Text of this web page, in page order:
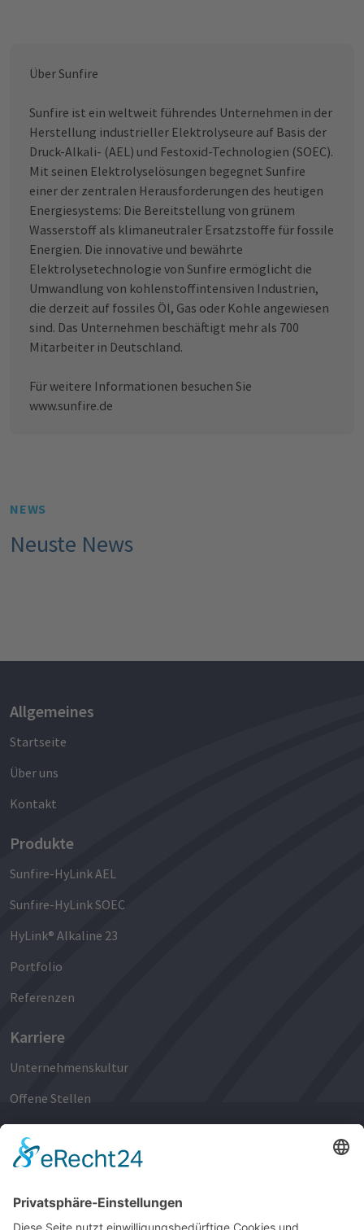
Über Sunfire
Sunfire ist ein weltweit führendes Unternehmen in der
Herstellung industrieller Elektrolyseure auf Basis der
Druck-Alkali- (AEL) und Festoxid-Technologien (SOEC).
Mit seinen Elektrolyselösungen begegnet Sunfire
einer der zentralen Herausforderungen des heutigen
Energiesystems: Die Bereitstellung von grünem
Wasserstoff als klimaneutraler Ersatzstoffe für fossile
Energien. Die innovative und bewährte
Elektrolysetechnologie von Sunfire ermöglicht die
Umwandlung von kohlenstoffintensiven Industrien,
die derzeit auf fossiles Öl, Gas oder Kohle angewiesen
sind. Das Unternehmen beschäftigt mehr als 700
Mitarbeiter in Deutschland.
Für weitere Informationen besuchen Sie
www.sunfire.de
NEWS
Neuste News
Allgemeines
Startseite
Über uns
Kontakt
Produkte
Sunfire-HyLink AEL
Sunfire-HyLink SOEC
HyLink® Alkaline 23
Portfolio
Referenzen
Karriere
Unternehmenskultur
Offene Stellen
Bewerbungsprozess
Berufseinsteigende